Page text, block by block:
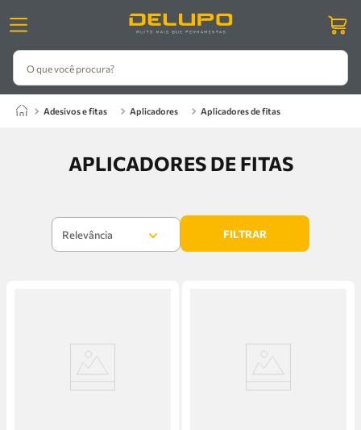
O que você procura?
adesivos e fitas aplicadores aplicadores de fitas
APLICADORES DE FITAS
Relevância FILTRAR